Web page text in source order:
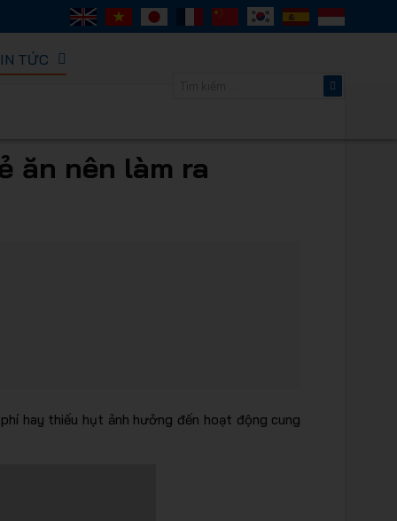
TỨC
-
ăn nên làm ra
hay thiếu hụt ảnh hưởng đến hoạt động cung